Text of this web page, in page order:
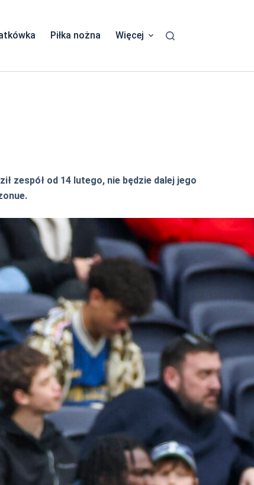
Piłka nożna Więcej
zespół od 14 lutego, nie będzie dalej jego